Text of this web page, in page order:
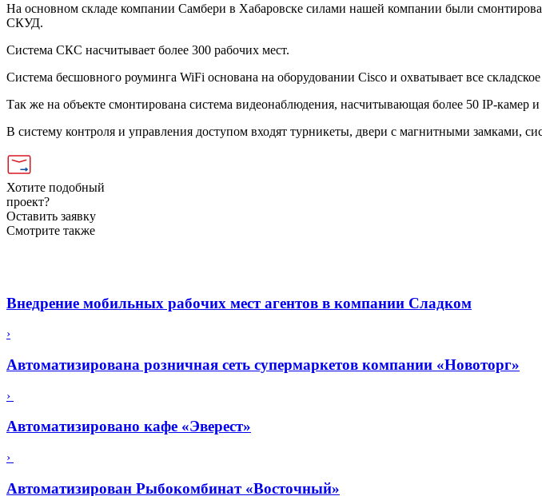
На основном складе компании Самбери в Хабаровске силами нашей компании были
СКУД.
Система СКС насчитывает более 300 рабочих мест.
Система бесшовного роуминга WiFi основана на оборудовании Cisco и охватывает все
Так же на объекте смонтирована система видеонаблюдения, насчитывающая более 50 IP-камер
В систему контроля и управления доступом входят турникеты, двери с магнитными замками,
Хотите подобный
проект?
Оставить заявку
Смотрите также
Внедрение мобильных рабочих мест агентов в компании Сладком
›
Автоматизирована розничная сеть супермаркетов компании «Новоторг»
›
Автоматизировано кафе «Эверест»
›
Автоматизирован Рыбокомбинат «Восточный»